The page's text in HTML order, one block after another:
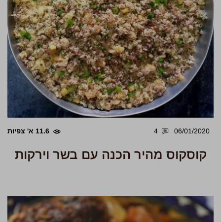
06/01/2020
4 11.6 א' צפיות
קוסקוס מהיר הכנה עם בשר וירקות